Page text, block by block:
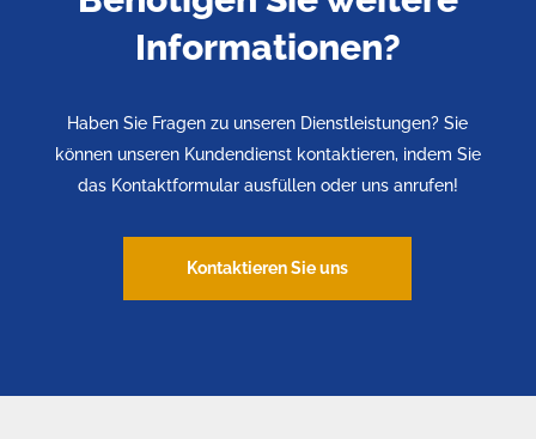
Informationen?
Haben Sie Fragen zu unseren Dienstleistungen? Sie
können unseren Kundendienst kontaktieren, indem Sie
das Kontaktformular ausfüllen oder uns anrufen!
Kontaktieren Sie uns